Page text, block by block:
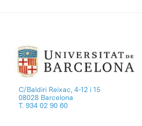
C/Baldiri Reixac, 4-12 i 15
08028 Barcelona
T. 934 02 90 60